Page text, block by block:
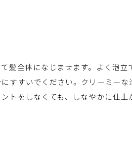
髪全体になじませます。よく泡立
すすいでください。クリーミー
トをしなくても、しなやかに仕上